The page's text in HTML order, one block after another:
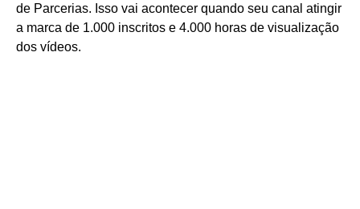
de Parcerias. Isso vai acontecer quando seu canal atingir
a marca de 1.000 inscritos e 4.000 horas de visualização
dos vídeos.